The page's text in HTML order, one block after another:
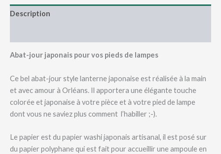
Description
Abat-jour japonais pour vos pieds de lampes
Ce bel abat-jour style lanterne japonaise est réalisée à la main
et avec amour à Orléans. Il apportera une élégante touche
colorée et japonaise à votre pièce et à votre pied de lampe
dont vous ne saviez plus comment l’habiller ;-).
Le papier est du papier washi japonais artisanal, il est posé sur
du papier polyphane qui est fait pour accueillir une ampoule en